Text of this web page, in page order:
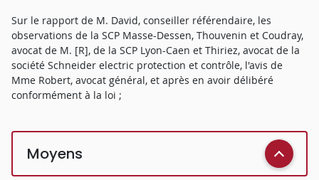
Sur le rapport de M. David, conseiller référendaire, les
observations de la SCP Masse-Dessen, Thouvenin et Coudray,
avocat de M. [R], de la SCP Lyon-Caen et Thiriez, avocat de la
société Schneider electric protection et contrôle, l'avis de
Mme Robert, avocat général, et après en avoir délibéré
conformément à la loi ;
Moyens